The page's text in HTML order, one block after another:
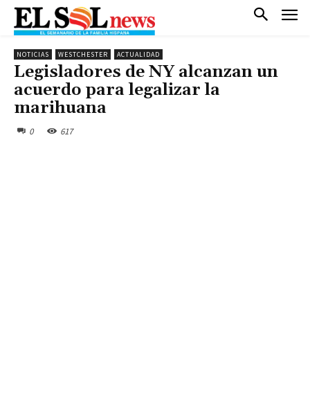
NOTICIAS WESTCHESTER ACTUALIDAD
Legisladores de NY alcanzan un
acuerdo para legalizar la
marihuana
0 617